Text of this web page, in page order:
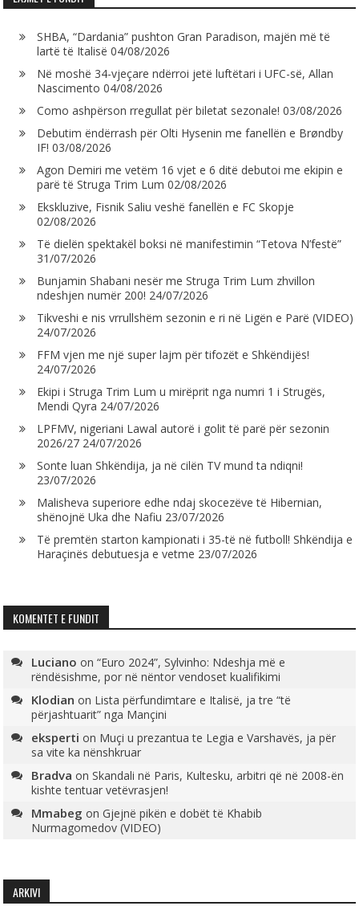
SHBA, “Dardania” pushton Gran Paradison, majën më të
lartë të Italisë 04/08/2026
Në moshë 34-vjeçare ndërroi jetë luftëtari i UFC-së, Allan
Nascimento 04/08/2026
Como ashpërson rregullat për biletat sezonale! 03/08/2026
Debutim ëndërrash për Olti Hysenin me fanellën e Brøndby
IF! 03/08/2026
Agon Demiri me vetëm 16 vjet e 6 ditë debutoi me ekipin e
parë të Struga Trim Lum 02/08/2026
Ekskluzive, Fisnik Saliu veshë fanellën e FC Skopje
02/08/2026
Të dielën spektakël boksi në manifestimin “Tetova N’festë”
31/07/2026
Bunjamin Shabani nesër me Struga Trim Lum zhvillon
ndeshjen numër 200! 24/07/2026
Tikveshi e nis vrrullshëm sezonin e ri në Ligën e Parë (VIDEO)
24/07/2026
FFM vjen me një super lajm për tifozët e Shkëndijës!
24/07/2026
Ekipi i Struga Trim Lum u mirëprit nga numri 1 i Strugës,
Mendi Qyra 24/07/2026
LPFMV, nigeriani Lawal autorë i golit të parë për sezonin
2026/27 24/07/2026
Sonte luan Shkëndija, ja në cilën TV mund ta ndiqni!
23/07/2026
Malisheva superiore edhe ndaj skocezëve të Hibernian,
shënojnë Uka dhe Nafiu 23/07/2026
Të premtën starton kampionati i 35-të në futboll! Shkëndija e
Haraçinës debutuesja e vetme 23/07/2026
KOMENTET E FUNDIT
Luciano on“Euro 2024”, Sylvinho: Ndeshja më e
rëndësishme, por në nëntor vendoset kualifikimi
Klodian on Lista përfundimtare e Italisë, ja tre “të
përjashtuarit” nga Mançini
eksperti on Muçi u prezantua te Legia e Varshavës, ja për
sa vite ka nënshkruar
Bradva onSkandali në Paris, Kultesku, arbitri që në 2008-ën
kishte tentuar vetëvrasjen!
Mmabeg onGjejnë pikën e dobët të Khabib
Nurmagomedov (VIDEO)
ARKIVI